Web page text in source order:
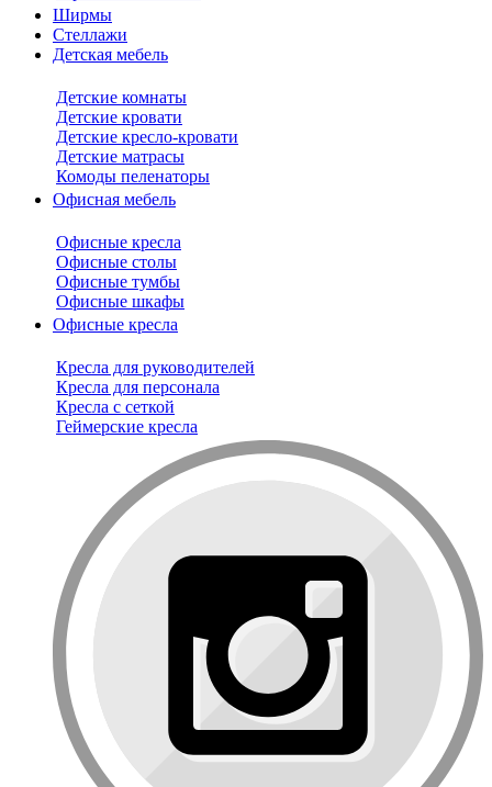
Ширмы
Стеллажи
Детская мебель
Детские комнаты
Детские кровати
Детские кресло-кровати
Детские матрасы
Комоды пеленаторы
Офисная мебель
Офисные кресла
Офисные столы
Офисные тумбы
Офисные шкафы
Офисные кресла
Кресла для руководителей
Кресла для персонала
Кресла с сеткой
Геймерские кресла